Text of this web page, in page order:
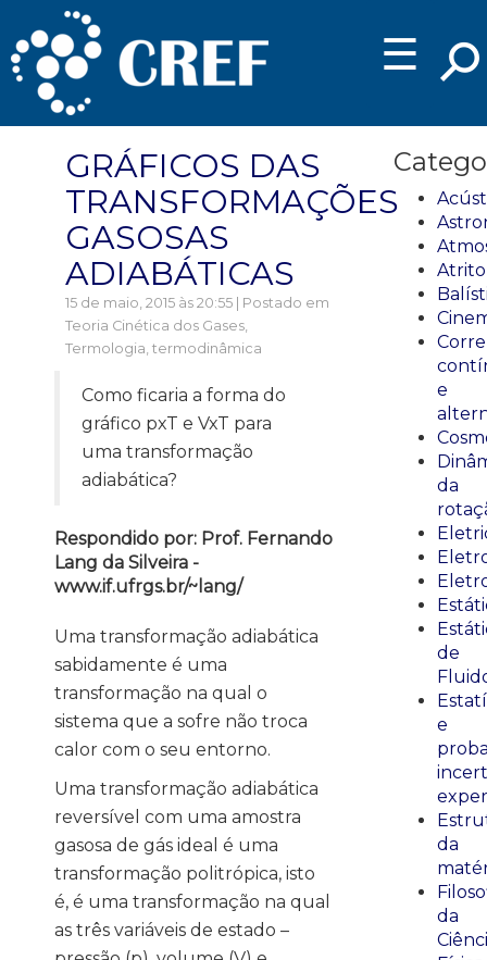
☰
GRÁFICOS DAS
TRANSFORMAÇÕES
GASOSAS
ADIABÁTICAS
15 de maio, 2015 às 20:55 | Postado em
Teoria Cinética dos Gases,
Termologia, termodinâmica
Como ficaria a forma do
gráfico pxT e VxT para
uma transformação
adiabática?
Respondido por: Prof. Fernando
Lang da Silveira -
www.if.ufrgs.br/~lang/
Uma transformação adiabática
sabidamente é uma
transformação na qual o
sistema que a sofre não troca
calor com o seu entorno.
Uma transformação adiabática
reversível com uma amostra
gasosa de gás ideal é uma
transformação politrópica, isto
é, é uma transformação na qual
as três variáveis de estado –
Atrito
e
da
de
e
da
da